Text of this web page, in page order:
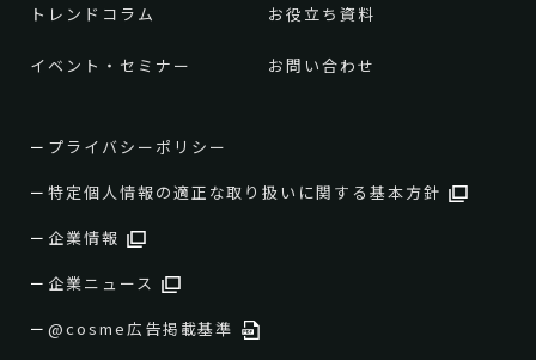
トレンドコラム
イベント・セミナー
お役立ち資料
お問い合わせ
プライバシーポリシー
特定個人情報の適正な取り扱いに関する基本方針
企業情報
企業ニュース
@cosme広告掲載基準